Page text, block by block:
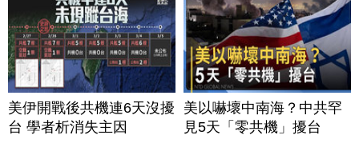
美伊開戰後共機連6天沒擾
台 學者析消失主因
美以嚇壞中南海？中共罕
見5天「零共機」擾台